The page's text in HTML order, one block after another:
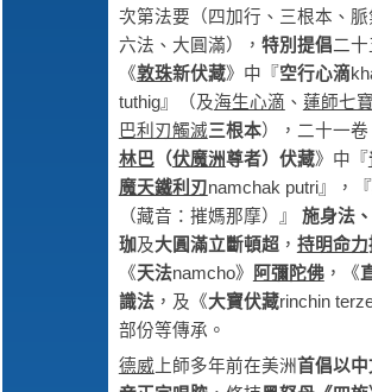
次第法要（四加行、三根本、脈
六法、大圓滿）， 特別 提倡二
《敦珠新伏藏》中『空行心滴
tuthig』（及海生心滴 、 蓮師七
巴利刃觸滅三根本），二十一卷
林巴（伏魔洲尊者）伏藏》中『
魔天鐵利刃namchak putri』，『
（藏音：摧媽那摩）』 施身法
珈 及大圓滿立斷頓超， 持明命力
《天法namcho》 阿彌陀佛，《
識法，及《大寶伏藏rinchin
部份等傳承。
德威 上師多年前在美洲首倡以